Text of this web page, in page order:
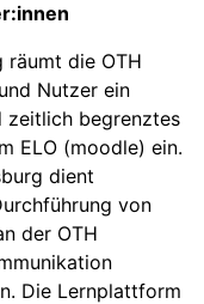
räumt die OTH
Nutzer ein
zeitlich begrenztes
ELO (moodle) ein.
dient
von
der OTH
Die Lernplattform